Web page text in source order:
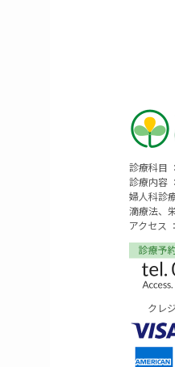
診療科目
診療内容
婦人科診
滴療法、
アクセス
クレ